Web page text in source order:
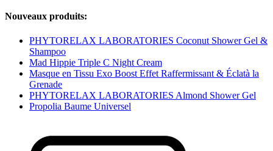
Nouveaux produits:
PHYTORELAX LABORATORIES Coconut Shower Gel &
Shampoo
Mad Hippie Triple C Night Cream
Masque en Tissu Exo Boost Effet Raffermissant & Éclatà la
Grenade
PHYTORELAX LABORATORIES Almond Shower Gel
Propolia Baume Universel